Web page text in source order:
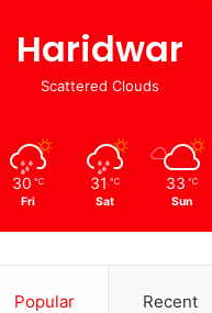
Haridwar
Scattered Clouds
30 ℃
Fri
31 ℃
Sat
33 ℃
Sun
Popular Recent